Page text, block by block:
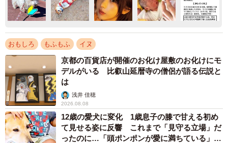
おもしろ もふもふ イヌ
京都の百貨店が開催のお化け屋敷のお化けにモ
デルがいる 比叡山延暦寺の僧侶が語る伝説と
は
浅井 佳穂
2026.08.08
12歳の愛犬に変化 1歳息子の膝で甘える初め
て見せる姿に反響 これまで「見守る立場」だ
ったのに…「頭ポンポンが愛に満ちている」